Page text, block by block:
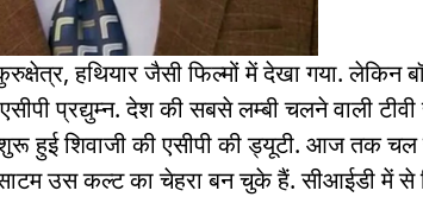
हथियार जैसी फिल्मों में देखा गया.
प्रद्युम्न. देश की सबसे लम्बी चलने वाली
हुई शिवाजी की एसीपी की ड्यूटी. आज तक चल
उस कल्ट का चेहरा बन चुके हैं. सीआईडी में से